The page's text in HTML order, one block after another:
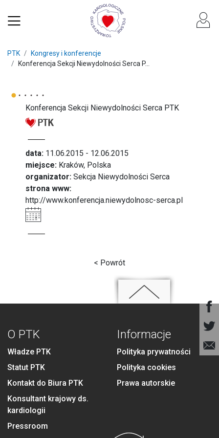
PTK
Kongresy i konferencje
Konferencja Sekcji Niewydolności Serca P...
Konferencja Sekcji Niewydolności Serca PTK
data: 11.06.2015 - 12.06.2015
miejsce: Kraków, Polska
organizator: Sekcja Niewydolności Serca
strona www:
http://www.konferencja.niewydolnosc-serca.pl
< Powrót
O PTK
Władze PTK
Statut PTK
Kontakt do Biura PTK
Konsultant krajowy ds.
kardiologii
Pressroom
Informacje
Polityka prywatności
Polityka cookies
Prawa autorskie